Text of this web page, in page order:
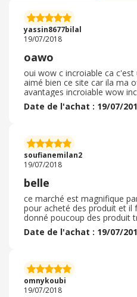
yassin8677bilal
19/07/2018
oawo
oui wow c incroiable ca
aimé bien ce site car ila ma
avantages incroiable wow
ca n'hesitez pas a le visiter
Date de l'achat : 19/07/
soufianemilan2
19/07/2018
belle
ce marché est magnifique
pour acheté des produit et il
donné poucoup des produit
fait devenir mes clients.
Date de l'achat : 19/07/
omnykoubi
19/07/2018